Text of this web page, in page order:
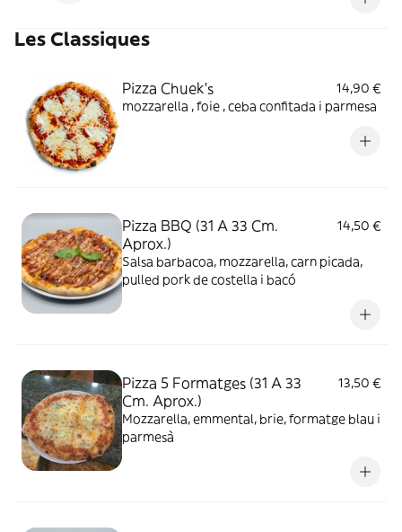
Les Classiques
Pizza Chuek's
14,90 €
mozzarella , foie , ceba confitada i parmesa
Pizza BBQ (31 A 33 Cm.
Aprox.)
14,50 €
Salsa barbacoa, mozzarella, carn picada,
pulled pork de costella i bacó
Pizza 5 Formatges (31 A 33
Cm. Aprox.)
13,50 €
Mozzarella, emmental, brie, formatge blau i
parmesà